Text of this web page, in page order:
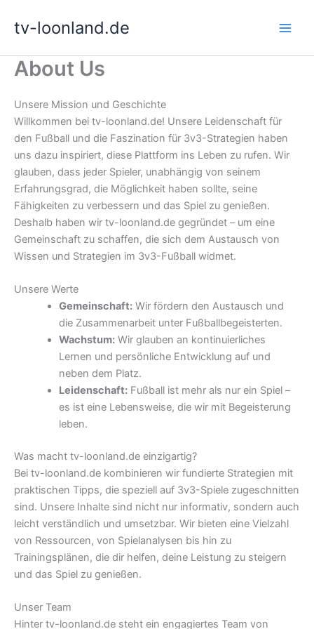
tv-loonland.de
About Us
Unsere Mission und Geschichte
Willkommen bei tv-loonland.de! Unsere Leidenschaft für
den Fußball und die Faszination für 3v3-Strategien haben
uns dazu inspiriert, diese Plattform ins Leben zu rufen. Wir
glauben, dass jeder Spieler, unabhängig von seinem
Erfahrungsgrad, die Möglichkeit haben sollte, seine
Fähigkeiten zu verbessern und das Spiel zu genießen.
Deshalb haben wir tv-loonland.de gegründet – um eine
Gemeinschaft zu schaffen, die sich dem Austausch von
Wissen und Strategien im 3v3-Fußball widmet.
Unsere Werte
Gemeinschaft:Wir fördern den Austausch und
die Zusammenarbeit unter Fußballbegeisterten.
Wachstum:Wir glauben an kontinuierliches
Lernen und persönliche Entwicklung auf und
neben dem Platz.
Leidenschaft:Fußball ist mehr als nur ein Spiel –
es ist eine Lebensweise, die wir mit Begeisterung
leben.
Was macht tv-loonland.de einzigartig?
Bei tv-loonland.de kombinieren wir fundierte Strategien mit
praktischen Tipps, die speziell auf 3v3-Spiele zugeschnitten
sind. Unsere Inhalte sind nicht nur informativ, sondern auch
leicht verständlich und umsetzbar. Wir bieten eine Vielzahl
von Ressourcen, von Spielanalysen bis hin zu
Trainingsplänen, die dir helfen, deine Leistung zu steigern
und das Spiel zu genießen.
Unser Team
Hinter tv-loonland.de steht ein engagiertes Team von